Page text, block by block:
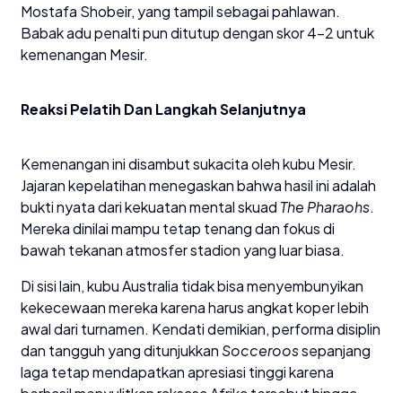
Mostafa Shobeir, yang tampil sebagai pahlawan.
Babak adu penalti pun ditutup dengan skor 4–2 untuk
kemenangan Mesir.
​Reaksi Pelatih Dan Langkah Selanjutnya
​Kemenangan ini disambut sukacita oleh kubu Mesir.
Jajaran kepelatihan menegaskan bahwa hasil ini adalah
bukti nyata dari kekuatan mental skuad The Pharaohs.
Mereka dinilai mampu tetap tenang dan fokus di
bawah tekanan atmosfer stadion yang luar biasa.
​Di sisi lain, kubu Australia tidak bisa menyembunyikan
kekecewaan mereka karena harus angkat koper lebih
awal dari turnamen. Kendati demikian, performa disiplin
dan tangguh yang ditunjukkan Socceroossepanjang
laga tetap mendapatkan apresiasi tinggi karena